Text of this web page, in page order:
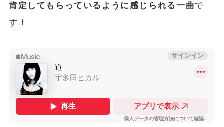
肯定してもらっているように感じられる一曲で
す！